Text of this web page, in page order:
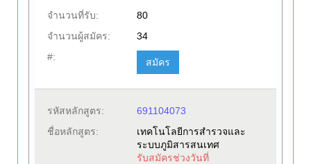
จำนวนที่รับ:
80
จำนวนผู้สมัคร:
34
#:
สมัคร
รหัสหลักสูตร:
691104073
ชื่อหลักสูตร:
เทคโนโลยีการสำรวจและ
ระบบภูมิสารสนเทศ
รับสมัครช่วงวันที่